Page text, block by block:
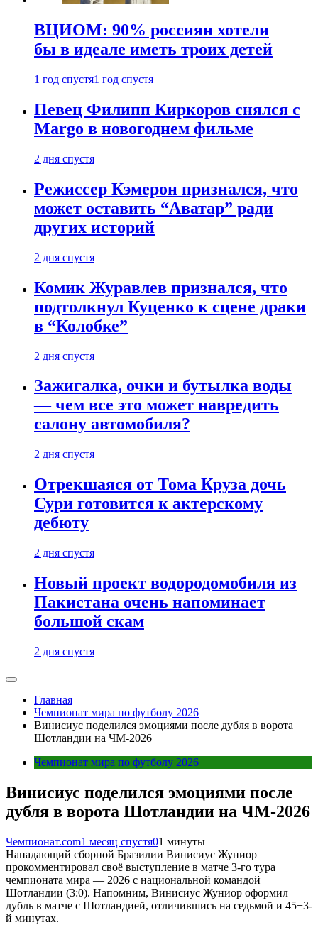
ВЦИОМ: 90% россиян хотели
бы в идеале иметь троих детей
1 год спустя1 год спустя
Певец Филипп Киркоров снялся с
Margo в новогоднем фильме
2 дня спустя
Режиссер Кэмерон признался, что
может оставить “Аватар” ради
других историй
2 дня спустя
Комик Журавлев признался, что
подтолкнул Куценко к сцене драки
в “Колобке”
2 дня спустя
Зажигалка, очки и бутылка воды
— чем все это может навредить
салону автомобиля?
2 дня спустя
Отрекшаяся от Тома Круза дочь
Сури готовится к актерскому
дебюту
2 дня спустя
Новый проект водородомобиля из
Пакистана очень напоминает
большой скам
2 дня спустя
Главная
Чемпионат мира по футболу 2026
Винисиус поделился эмоциями после дубля в ворота
Шотландии на ЧМ-2026
Чемпионат мира по футболу 2026
Винисиус поделился эмоциями после
дубля в ворота Шотландии на ЧМ-2026
Чемпионат.com1 месяц спустя01 минуты
Нападающий сборной Бразилии Винисиус Жуниор
прокомментировал своё выступление в матче 3-го тура
чемпионата мира — 2026 с национальной командой
Шотландии (3:0). Напомним, Винисиус Жуниор оформил
дубль в матче с Шотландией, отличившись на седьмой и 45+3-
й минутах.